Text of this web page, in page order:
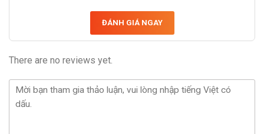
ĐÁNH GIÁ NGAY
There are no reviews yet.